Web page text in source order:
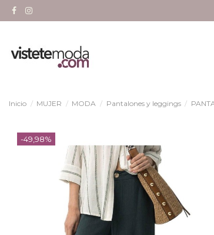
Inicio MUJER MODA Pantalones y leggings
-49,98%